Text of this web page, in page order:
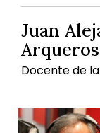
Juan
Arqueros
Docente de la